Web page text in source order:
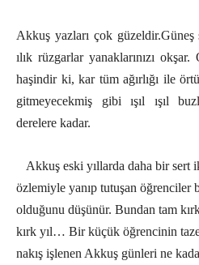
Akkuş yazları çok güzeldir.Güneş
ılık rüzgarlar yanaklarınızı
haşindir ki, kar tüm ağırlığı ile
gitmeyecekmiş gibi ışıl ışıl
derelere kadar.
Akkuş eski yıllarda daha bir sert
özlemiyle yanıp tutuşan öğrenciler
olduğunu düşünür. Bundan tam
kırk yıl… Bir küçük öğrencinin taze
nakış işlenen Akkuş günleri ne